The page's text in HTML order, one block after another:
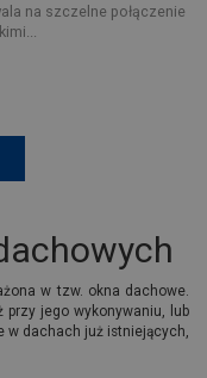
na szczelne połączenie
w tzw. okna dachowe.
przy jego wykonywaniu, lub
w dachach już istniejących,